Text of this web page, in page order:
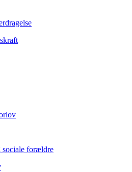
forældre